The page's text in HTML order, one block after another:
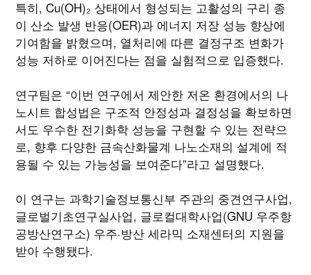
특히, Cu(OH)₂ 상태에서 형성되는 고활성의 구리 종
이 산소 발생 반응(OER)과 에너지 저장 성능 향상에
기여함을 밝혔으며, 열처리에 따른 결정구조 변화가
성능 저하로 이어진다는 점을 실험적으로 입증했다.
연구팀은 “이번 연구에서 제안한 저온 환경에서의 나
노시트 합성법은 구조적 안정성과 결정성을 확보하면
서도 우수한 전기화학 성능을 구현할 수 있는 전략으
로, 향후 다양한 금속산화물계 나노소재의 설계에 적
용될 수 있는 가능성을 보여준다”라고 설명했다.
이 연구는 과학기술정보통신부 주관의 중견연구사업,
글로벌기초연구실사업, 글로컬대학사업(GNU 우주항
공방산연구소) 우주·방산 세라믹 소재센터의 지원을
받아 수행됐다.